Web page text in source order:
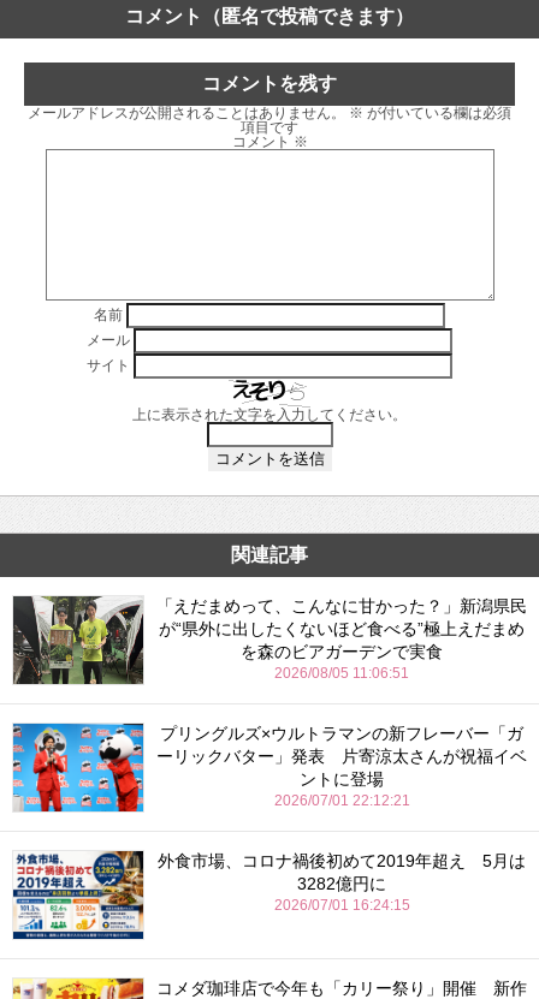
コメント（匿名で投稿できます）
コメントを残す
メールアドレスが公開されることはありません。 ※ が付いている欄は必須
項目です
コメント ※
名前
メール
サイト
上に表示された文字を入力してください。
関連記事
「えだまめって、こんなに甘かった？」新潟県民
が“県外に出したくないほど食べる”極上えだまめ
を森のビアガーデンで実食
2026/08/05 11:06:51
プリングルズ×ウルトラマンの新フレーバー「ガ
ーリックバター」発表 片寄涼太さんが祝福イベ
ントに登場
2026/07/01 22:12:21
外食市場、コロナ禍後初めて2019年超え 5月は
3282億円に
2026/07/01 16:24:15
コメダ珈琲店で今年も「カリー祭り」開催 新作